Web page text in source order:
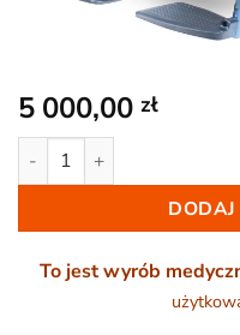
5 000,00 zł
ilość Wózek inwalidzki
To jest wyrób